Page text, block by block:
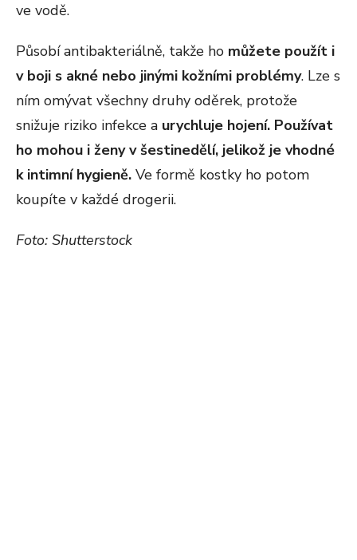
ve vodě.
Působí antibakteriálně, takže ho můžete použít i
v boji s akné nebo jinými kožními problémy. Lze s
ním omývat všechny druhy oděrek, protože
snižuje riziko infekce a urychluje hojení. Používat
ho mohou i ženy v šestinedělí, jelikož je vhodné
k intimní hygieně. Ve formě kostky ho potom
koupíte v každé drogerii.
Foto: Shutterstock